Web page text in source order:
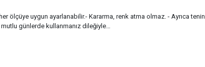
ölçüye uygun ayarlanabilir.- Kararma, renk atma olmaz. - Ayrıca
mutlu günlerde kullanmanız dileğiyle…